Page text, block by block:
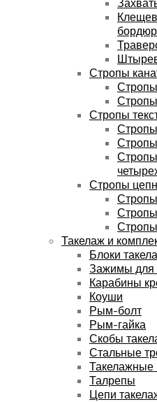
Стропы
Стропы
Стропы
Такелаж и
Блоки
Зажимы для
Карабины
Коуши
Рым-болт
Рым-гайка
Скобы
Стальные
Такелажные
Талрепы
Цепи